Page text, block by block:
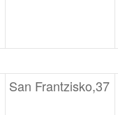
San Frantzisko,37